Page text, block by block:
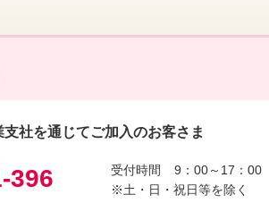
支社を通じてご加入のお客さま
396 受付時間
9：00～17：00
※土・日・祝日等を除く